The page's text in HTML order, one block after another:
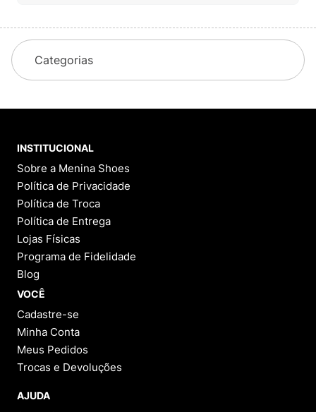
Categorias
INSTITUCIONAL
Sobre a Menina Shoes
Política de Privacidade
Política de Troca
Política de Entrega
Lojas Físicas
Programa de Fidelidade
Blog
VOCÊ
Cadastre-se
Minha Conta
Meus Pedidos
Trocas e Devoluções
AJUDA